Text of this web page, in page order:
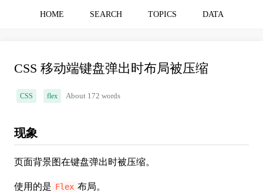
HOME SEARCH TOPICS DATA
CSS 移动端键盘弹出时布局被压缩
CSS flex About 172 words
现象
页面背景图在键盘弹出时被压缩。
使用的是 Flex 布局。